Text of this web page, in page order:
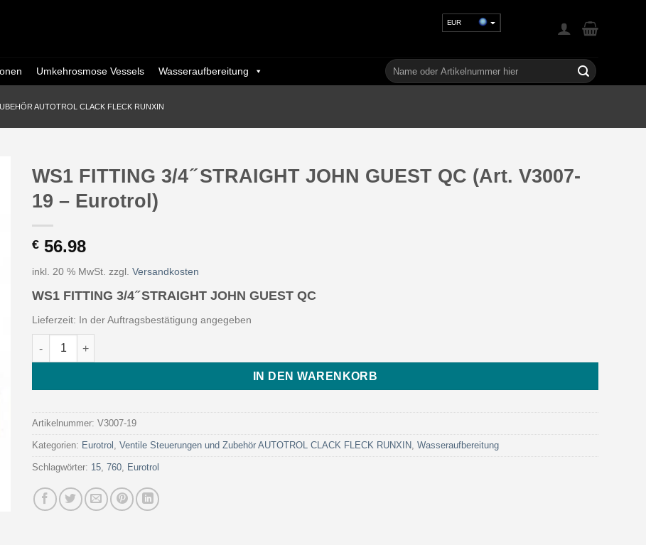
EUR
GBP
Umkehrosmose Vessels Wasseraufbereitung
Suchen
nach:
AUTOTROL CLACK FLECK RUNXIN
WS1 FITTING 3/4 ̋ STRAIGHT JOHN GUEST QC (Art. V3007-
19 – Eurotrol)
€ 56.98
inkl. 20 % MwSt. zzgl.Versandkosten
WS1 FITTING 3/4 ̋ STRAIGHT JOHN GUEST QC
Lieferzeit: In der Auftragsbestätigung angegeben
WS1 FITTING 3/4 ̋ STRAIGHT JOHN GUEST QC (Art. V3007-19 - Eurotrol) Menge
IN DEN WARENKORB
Artikelnummer:V3007-19
Kategorien: Eurotrol ,Ventile Steuerungen und Zubehör AUTOTROL CLACK FLECK RUNXIN ,Wasseraufbereitung
Schlagwörter: 15 ,760 Eurotrol